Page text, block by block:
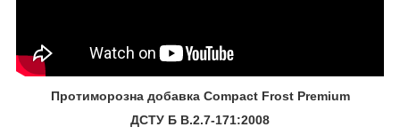
Протиморозна добавка Compact Frost Premium
ДСТУ Б В.2.7-171:2008